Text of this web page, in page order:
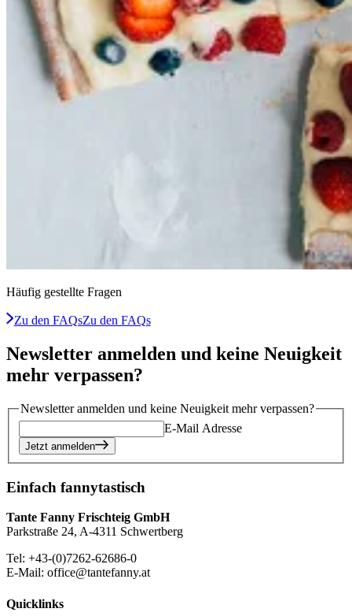
Häufig gestellte Fragen
Zu den FAQsZu den FAQs
Newsletter anmelden und keine Neuigkeit
mehr verpassen?
Newsletter anmelden und keine Neuigkeit mehr verpassen?
E-Mail Adresse
Jetzt anmelden
Einfach fannytastisch
Tante Fanny Frischteig GmbH
Parkstraße 24, A-4311 Schwertberg
Tel: +43-(0)7262-62686-0
E-Mail: office@tantefanny.at
Quicklinks